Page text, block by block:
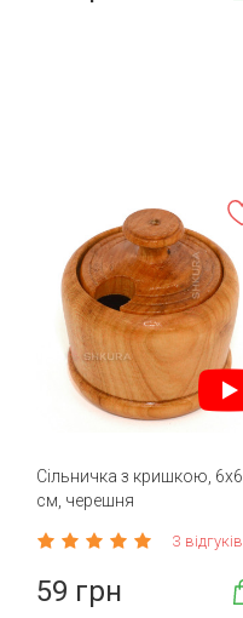
Сільничка з кришкою, 6х6
см, черешня
3 відгуків
59 грн